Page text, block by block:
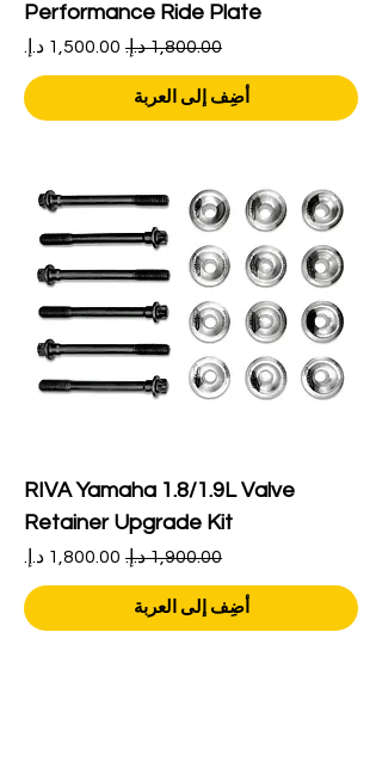
Performance Ride Plate
سعر عادي سعر البيع
أضِف إلى العربة
RIVA Yamaha 1.8/1.9L Valve
Retainer Upgrade Kit
سعر عادي سعر البيع
أضِف إلى العربة